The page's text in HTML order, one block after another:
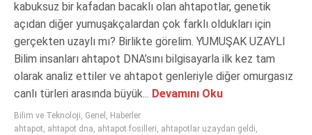
kabuksuz bir kafadan bacaklı olan ahtapotlar, genetik
açıdan diğer yumuşakçalardan çok farklı oldukları için
gerçekten uzaylı mı? Birlikte görelim. YUMUŞAK UZAYLI
Bilim insanları ahtapot DNA’sını bilgisayarla ilk kez tam
olarak analiz ettiler ve ahtapot genleriyle diğer omurgasız
canlı türleri arasında büyük... Devamını Oku
Bilim ve Teknoloji, Genel , Haberler
ahtapot, ahtapot dna, ahtapot fosilleri, ahtapotlar uzaydan geldi,